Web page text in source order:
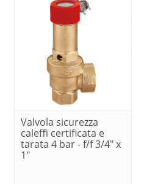
Valvola sicurezza
caleffi certificata e
tarata 4 bar - f/f 3/4" x
1"